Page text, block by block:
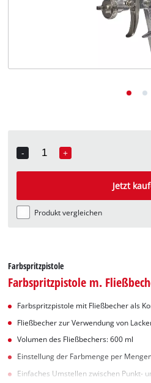
-
Quantity
+
Jetzt
Produkt vergleichen
Farbspritzpistole
Farbspritzpistole m.
Farbspritzpistole mit Fließbecher als
Fließbecher zur Verwendung von
Volumen des Fließbechers: 600 ml
Einstellung der Farbmenge per
Einfaches Umstellen zwischen Punkt-